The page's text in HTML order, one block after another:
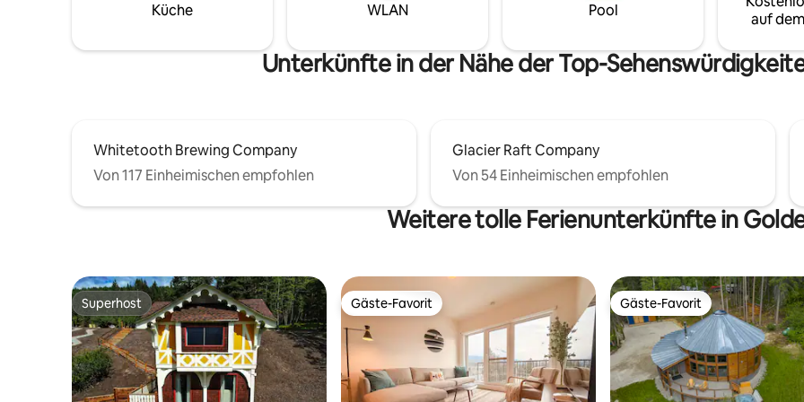
Flusses, des Wasserfalls und der
Fahrt entfernt.
Küche WLAN Pool
auf
Unterkünfte in der Nähe der Top-
Whitetooth Brewing Company
Von 117 Einheimischen empfohlen
Glacier Raft Company
Von 54 Einheimischen empfohlen
Weitere tolle Ferienunterkünfte in
Superhost
Superhost Gäste-Favorit
Gäste-Favorit Gäste-Favorit
Gäste-Favorit